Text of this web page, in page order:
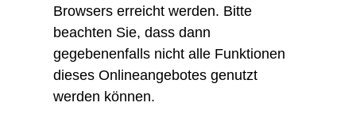
Browsers erreicht werden. Bitte
beachten Sie, dass dann
gegebenenfalls nicht alle Funktionen
dieses Onlineangebotes genutzt
werden können.